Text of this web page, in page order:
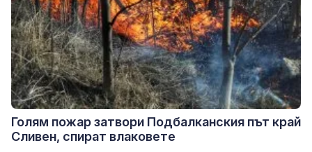
Голям пожар затвори Подбалканския път край
Сливен, спират влаковете